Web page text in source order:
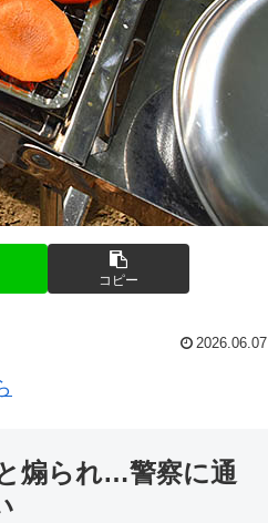
コピー
2026.06.07
煽られ…警察に通